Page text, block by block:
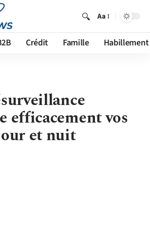
Aa
Crédit Famille Habillement
efficacement vos
et nuit